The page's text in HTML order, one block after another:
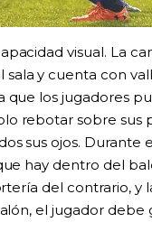
visual. La
y cuenta con
que los jugadores
rebotar sobre sus
sus ojos. Durante
hay dentro del
del contrario, y
el jugador debe